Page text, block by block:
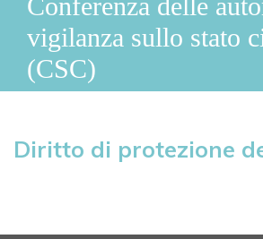
vigilanza sullo stato
(CSC)
Diritto di protezione